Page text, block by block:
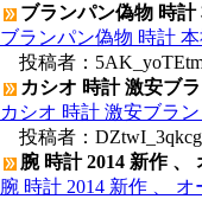
ブランパン偽物 時計
ブランパン偽物 時計
投稿者：
カシオ 時計 激安ブ
カシオ 時計 激安ブラ
投稿者：
腕 時計 2014 新作 、
腕 時計 2014 新作 、